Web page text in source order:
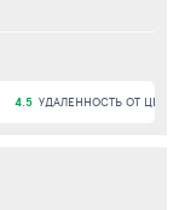
4.5 УДАЛЕННОСТЬ ОТ